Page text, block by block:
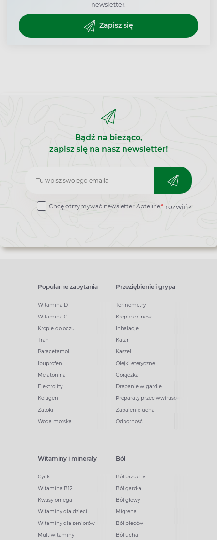
newsletter.
Zapisz się
Bądź na bieżąco,
zapisz się na nasz newsletter!
Zapisz
do
Chcę otrzymywać newsletter Apteline* rozwiń>
Popularne zapytania
Witamina D
Witamina C
Krople do oczu
Tran
Paracetamol
Ibuprofen
Melatonina
Elektrolity
Kolagen
Zatoki
Woda morska
Przeziębienie i grypa
Termometry
Krople do nosa
Inhalacje
Katar
Kaszel
Olejki eteryczne
Gorączka
Drapanie w gardle
Preparaty przeciwwirusowe
Zapalenie ucha
Odporność
Witaminy i minerały
Cynk
Witamina B12
Kwasy omega
Witaminy dla dzieci
Witaminy dla seniorów
Multiwitaminy
Ból
Ból brzucha
Ból gardła
Ból głowy
Migrena
Ból pleców
Ból ucha